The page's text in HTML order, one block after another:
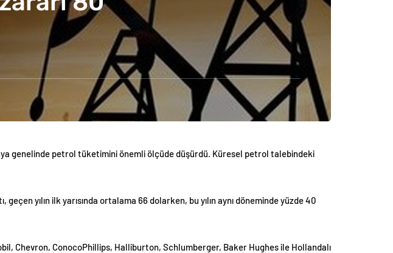
genelinde petrol tüketimini önemli ölçüde düşürdü. Küresel petrol talebindeki
yılın ilk yarısında ortalama 66 dolarken, bu yılın aynı döneminde yüzde 40
Chevron, ConocoPhillips, Halliburton, Schlumberger, Baker Hughes ile Hollandalı